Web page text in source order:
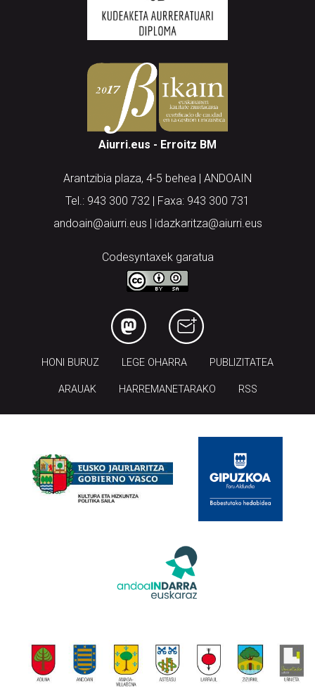
Aiurri.eus - Erroitz BM
Arantzibia plaza, 4-5 behea | ANDOAIN
Tel.: 943 300 732 | Faxa: 943 300 731
andoain@aiurri.eus | idazkaritza@aiurri.eus
Codesyntaxek garatua
HONI BURUZ LEGE OHARRA PUBLIZITATEA
ARAUAK HARREMANETARAKO RSS